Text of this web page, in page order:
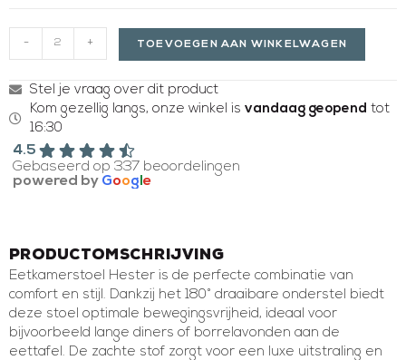
- + TOEVOEGEN AAN WINKELWAGEN
Stel je vraag over dit product
Kom gezellig langs, onze winkel is vandaag geopend tot
16:30
4.5
Gebaseerd op 337 beoordelingen
powered by Goog e
Productomschrijving
Eetkamerstoel Hester is de perfecte combinatie van
comfort en stijl. Dankzij het 180° draaibare onderstel biedt
deze stoel optimale bewegingsvrijheid, ideaal voor
bijvoorbeeld lange diners of borrelavonden aan de
eettafel. De zachte stof zorgt voor een luxe uitstraling en